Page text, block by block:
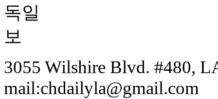
3055 Wilshire Blvd. #480,
mail:chdailyla@gmail.com